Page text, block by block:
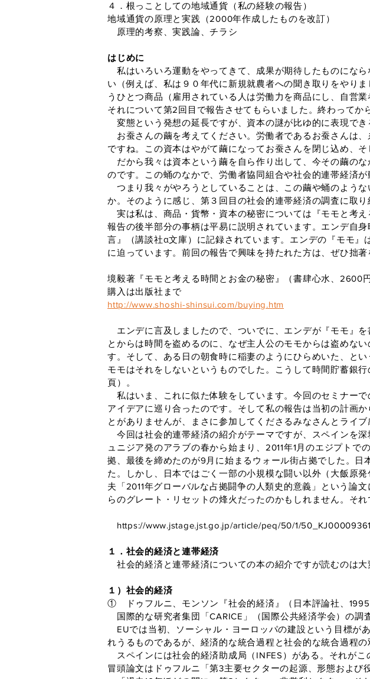
４．根っことしての地域通貨（私の経験の報告）
地域通貨の原理と実践（2000年作成したものを改訂）
原理的考察、実践論、チラシ
はじめに
私はいろいろ運動をやってきて、成果が期待したものにな
い（例えば、私は９０年代に新規就農者への聞き取りをやり
うひとつ商品（雇用されている人は労働力を商品にし、自営
それについて第2回目で報告させてもらいました。終わってか
変態という発想の延長ですが、資本の謎が比ゆ的に表現でき
お蚕さんの繭を考えてください。労働者であるお蚕さんは
ですね。この資本はやがて繭になってお蚕さんを閉じ込め、そ
だから我々は資本という繭を自ら作り出して、今その繭の
のです。この蛹のなかで、労働者協同組合や社会的連帯経済
つまり我々がやろうとしていることは、この繭や蛹のよう
か。そのように感じ、第３回目の社会的連帯経済の調査に取り
実は私は、商品・貨幣・資本の秘密については『モモと考
報告の後半部分の事柄は平易に説明されています。エンデ自
言』（講談社α文庫）に記録されています。エンデの『モモ
に迫っています。前回の報告で興味を持たれた方は、ぜひ拙著
境毅著『モモと考える時間とお金の秘密』（書肆心水、2600円
購入は出版社まで
http://www.shoshi-shinsui.com/buying.htm
エンデに言及しましたので、ついでに、エンデが『モモ』
とからは時間を盗めるのに、なぜ主人公のモモからは盗めな
す。そして、ある日の朝食時に稲妻のようにひらめいた、と
モモはそれをしないというものでした。こうして時間貯蓄銀
頁）。
私はいま、これに似た体験をしています。今回のセミナー
アイデアに巡り合ったのです。そして私の報告は当初の計画
とがありませんが、まさに参加してくださるみなさんとライ
今回は社会的連帯経済の紹介がテーマですが、スペインを
ュニジア発のアラブの春から始まり、2011年1月のエジプト
拠、最後を締めたのが9月に始まるウォール街占拠でした。
た。しかし、日本ではごく一部の小規模な闘い以外（大飯原
夫「2011年グローバルな占拠闘争の人類史的意義」という論
らのグレート・リセットの烽火だったのかもしれません。それ
https://www.jstage.jst.go.jp/article/peq/50/1/
１．社会的経済と連帯経済
社会的経済と連帯経済についての本の紹介ですが読むのは大
１）社会的経済
① ドゥフルニ、モンソン『社会的経済』（日本評論社、1995
国際的な研究者集団「CARICE」（国際公共経済学会）の調
EUでは当初、ソーシャル・ヨーロッパの建設という目標が
れうるものであるが、経済的な統合過程と社会的な統合過程
スペインには社会的経済助成局（INFES）がある。それがこ
冒頭論文はドゥフルニ「第3主要セクターの起源、形態および